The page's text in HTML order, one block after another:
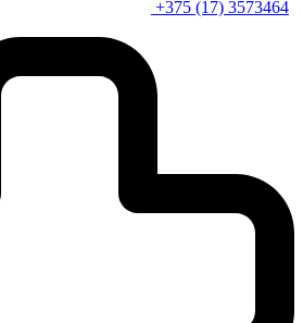
+375 (17) 3573464